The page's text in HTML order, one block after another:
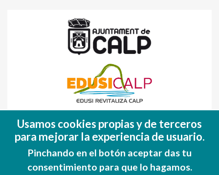
(FEDER)
Una manera de hacer EUROPA
Usamos cookies propias y de terceros
para mejorar la experiencia de usuario.
Pinchando en el botón aceptar das tu
consentimiento para que lo hagamos.